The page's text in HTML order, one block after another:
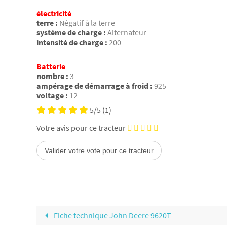
électricité
terre : Négatif à la terre
système de charge : Alternateur
intensité de charge : 200
Batterie
nombre : 3
ampérage de démarrage à froid : 925
voltage : 12
5/5 (1)
Votre avis pour ce tracteur
Fiche technique John Deere 9620T